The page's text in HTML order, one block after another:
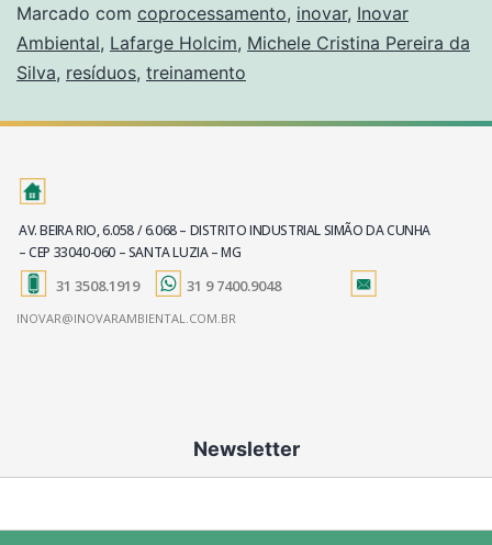
Marcado com coprocessamento, inovar, Inovar
Ambiental, Lafarge Holcim, Michele Cristina Pereira da
Silva, resíduos, treinamento
AV. BEIRA RIO, 6.058 / 6.068 – DISTRITO INDUSTRIAL SIMÃO DA CUNHA
– CEP 33040-060 – SANTA LUZIA – MG
31 3508.1919 31 9 7400.9048
INOVAR@INOVARAMBIENTAL.COM.BR
Newsletter